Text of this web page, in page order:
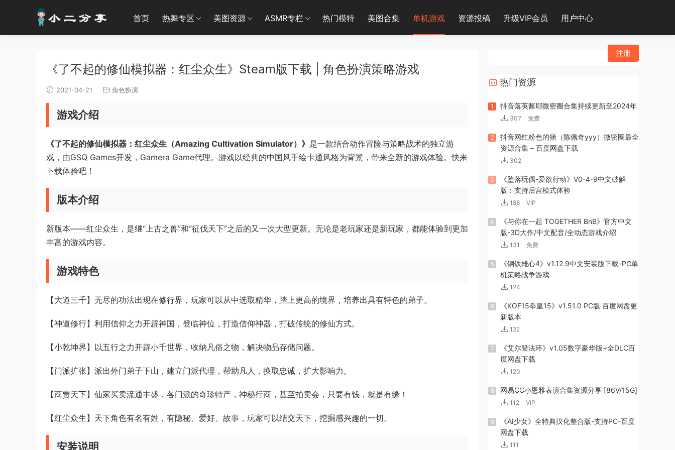
首页 热舞专区 美图资源 ASMR专栏 热门模特 美图合集 单机游戏 资源投稿 升级VIP会员 用户中心
注册
《了不起的修仙模拟器：红尘众生》Steam版下载 | 角色扮演策略游戏
2021-04-21 角色扮演
游戏介绍
《了不起的修仙模拟器：红尘众生（Amazing Cultivation Simulator）》 是一款结合动作冒险与策略战术的独立游
戏，由GSQ Games开发，Gamera Game代理。游戏以经典的中国风手绘卡通风格为背景，带来全新的游戏体验。快来
下载体验吧！
版本介绍
新版本——红尘众生，是继“上古之兽”和“征伐天下”之后的又一次大型更新。无论是老玩家还是新玩家，都能体验到更加
丰富的游戏内容。
游戏特色
【大道三千】无尽的功法出现在修行界，玩家可以从中选取精华，踏上更高的境界，培养出具有特色的弟子。
【神道修行】利用信仰之力开辟神国，登临神位，打造信仰神器，打破传统的修仙方式。
【小乾坤界】以五行之力开辟小千世界，收纳凡俗之物，解决物品存储问题。
【门派扩张】派出外门弟子下山，建立门派代理，帮助凡人，换取忠诚，扩大影响力。
【商贾天下】仙家买卖流通丰盛，各门派的奇珍特产，神秘行商，甚至拍卖会，只要有钱，就是有缘！
【红尘众生】天下角色有名有姓，有隐秘、爱好、故事，玩家可以结交天下，挖掘感兴趣的一切。
安装说明
热门资源
1 抖音落英酱耶微密圈合集持续更新至2024年
307 免费
2
抖音网红粉色的猪（陈佩奇yyy）微密圈最全
资源合集 – 百度网盘下载
302
3
《堕落玩偶-爱欲行动》V0-4-9中文破解
版：支持后宫模式体验
188 VIP
4
《与你在一起 TOGETHER BnB》官方中文
版-3D大作/中文配音/全动态游戏介绍
131 免费
5
《钢铁雄心4》v1.12.9中文安装版下载-PC单
机策略战争游戏
124
6
《KOF15拳皇15》v1.51.0 PC版 百度网盘更
新版本
122
7
《艾尔登法环》v1.05数字豪华版+全DLC百
度网盘下载
120
8 网易CC小恩雅表演合集资源分享 [86V/15G]
112 VIP
9
《AI少女》全特典汉化整合版-支持PC-百度
网盘下载
111